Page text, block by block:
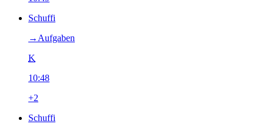
Schuffi
→‎Aufgaben
K
10:48
+2
Schuffi